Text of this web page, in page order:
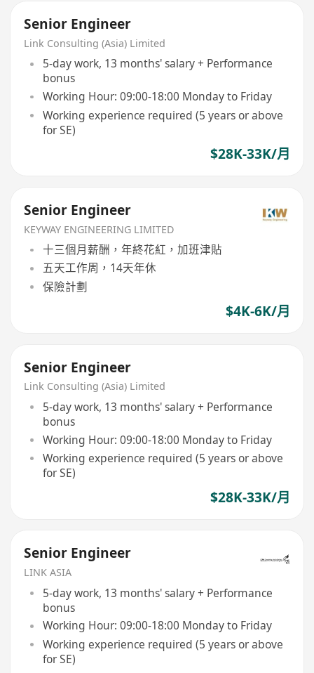
Senior Engineer
Link Consulting (Asia) Limited
5-day work, 13 months' salary + Performance
bonus
Working Hour: 09:00-18:00 Monday to Friday
Working experience required (5 years or above
for SE)
$28K-33K/月
Senior Engineer
KEYWAY ENGINEERING LIMITED
十三個月薪酬，年終花紅，加班津貼
五天工作周，14天年休
保險計劃
$4K-6K/月
Senior Engineer
Link Consulting (Asia) Limited
5-day work, 13 months' salary + Performance
bonus
Working Hour: 09:00-18:00 Monday to Friday
Working experience required (5 years or above
for SE)
$28K-33K/月
Senior Engineer
LINK ASIA
5-day work, 13 months' salary + Performance
bonus
Working Hour: 09:00-18:00 Monday to Friday
Working experience required (5 years or above
for SE)